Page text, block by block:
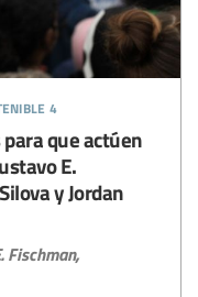
4
que actúen
E.
y Jordan
Fischman,